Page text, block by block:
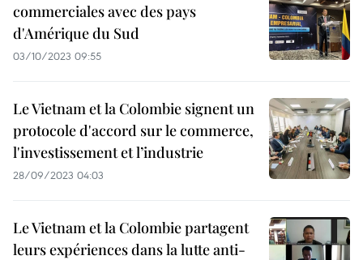
commerciales avec des pays
d'Amérique du Sud
03/10/2023 09:55
Le Vietnam et la Colombie signent un
protocole d'accord sur le commerce,
l'investissement et l’industrie
28/09/2023 04:03
Le Vietnam et la Colombie partagent
leurs expériences dans la lutte anti-